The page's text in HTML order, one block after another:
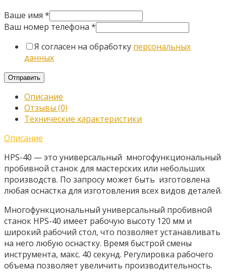
Ваше имя *
Ваш номер телефона *
Я согласен на обработку персональных
данных
Отправить
Описание
Отзывы (0)
Технические характеристики
Описание
HPS-40 — это универсальный многофункциональный
пробивной станок для мастерских или небольших
производств. По запросу может быть изготовлена
любая оснастка для изготовления всех видов деталей.
Многофункциональный универсальный пробивной
станок HPS-40 имеет рабочую высоту 120 мм и
широкий рабочий стол, что позволяет устанавливать
на него любую оснастку. Время быстрой смены
инструмента, макс. 40 секунд. Регулировка рабочего
объема позволяет увеличить производительность.